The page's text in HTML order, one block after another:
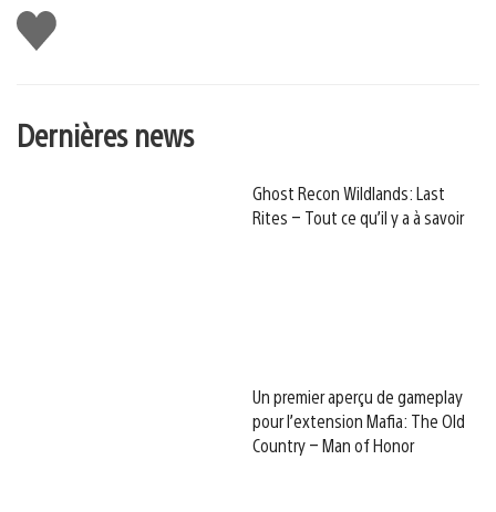
J'aime
Dernières news
Ghost Recon Wildlands: Last
Rites – Tout ce qu’il y a à savoir
Un premier aperçu de gameplay
pour l’extension Mafia: The Old
Country – Man of Honor